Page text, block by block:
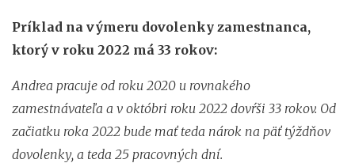
Príklad na výmeru dovolenky zamestnanca,
ktorý v roku 2022 má 33 rokov:
Andrea pracuje od roku 2020 u rovnakého
zamestnávateľa a v októbri roku 2022 dovŕši 33 rokov. Od
začiatku roka 2022 bude mať teda nárok na päť týždňov
dovolenky, a teda 25 pracovných dní.